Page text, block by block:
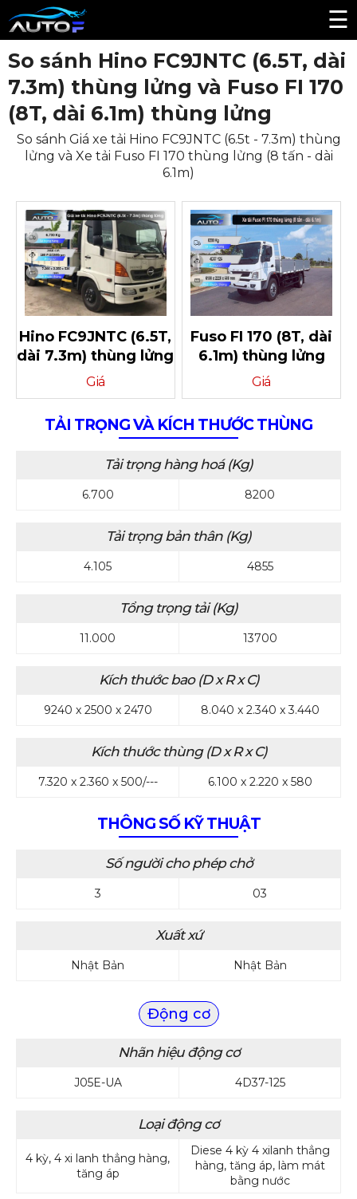
☰
So sánh Hino FC9JNTC (6.5T, dài
7.3m) thùng lửng và Fuso FI 170
(8T, dài 6.1m) thùng lửng
So sánh Giá xe tải Hino FC9JNTC (6.5t - 7.3m) thùng
lửng và Xe tải Fuso FI 170 thùng lửng (8 tấn - dài
6.1m)
Hino FC9JNTC (6.5T,
dài 7.3m) thùng lửng
Giá
Fuso FI 170 (8T, dài
6.1m) thùng lửng
Giá
TẢI TRỌNG VÀ KÍCH THƯỚC THÙNG
Tải trọng hàng hoá (Kg)
6.700 8200
Tải trọng bản thân (Kg)
4.105 4855
Tổng trọng tải (Kg)
11.000 13700
Kích thước bao (D x R x C)
9240 x 2500 x 2470 8.040 x 2.340 x 3.440
Kích thước thùng (D x R x C)
7.320 x 2.360 x 500/--- 6.100 x 2.220 x 580
THÔNG SỐ KỸ THUẬT
Số người cho phép chở
3 03
Xuất xứ
Nhật Bản Nhật Bản
Động cơ
Nhãn hiệu động cơ
J05E-UA 4D37-125
Loại động cơ
4 kỳ, 4 xi lanh thẳng hàng,
tăng áp
Diese 4 kỳ 4 xilanh thẳng
hàng, tăng áp, làm mát
bằng nước